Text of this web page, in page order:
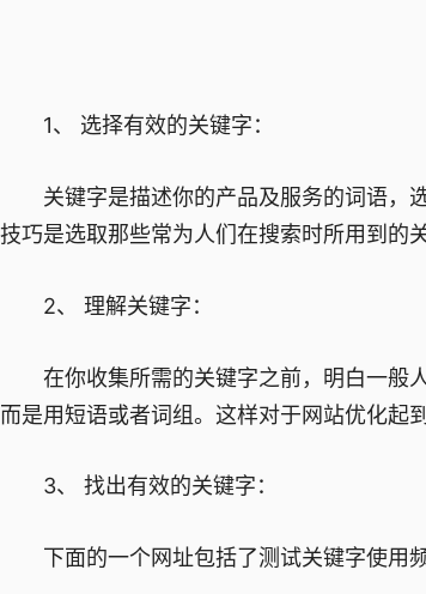
1、 选择有效的关键字：
关键字是描述你的产品及服务的词语，选
技巧是选取那些常为人们在搜索时所用到的关
2、 理解关键字：
在你收集所需的关键字之前，明白一般人
而是用短语或者词组。这样对于网站优化起
3、 找出有效的关键字：
下面的一个网址包括了测试关键字使用